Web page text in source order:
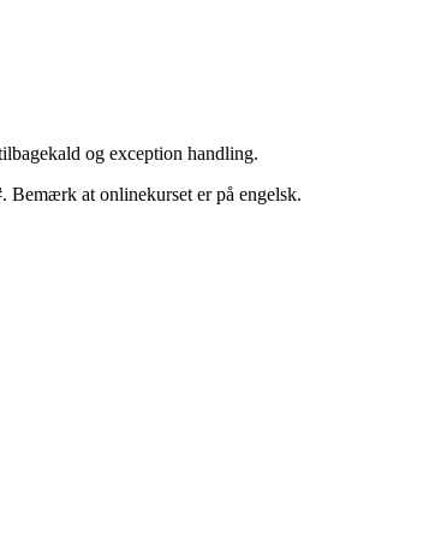
og exception handling.
Bemærk at onlinekurset er på engelsk.